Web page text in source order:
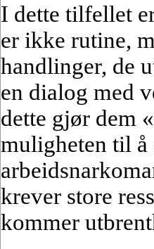
I dette tilfellet
er ikke rutine,
handlinger, de
en dialog med
dette gjør dem
muligheten til å
krever store
kommer